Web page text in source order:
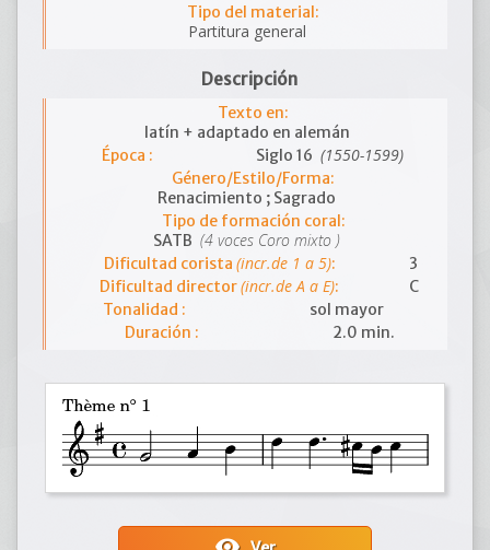
Tipo del material:
Partitura general
Descripción
Texto en:
latín + adaptado en alemán
Época :
Siglo 16 (1550-1599)
Género/Estilo/Forma:
Renacimiento ; Sagrado
Tipo de formación coral:
SATB (4 voces Coro mixto )
Dificultad corista (incr.de 1 a 5):
3
Dificultad director(incr.de A a E):
C
Tonalidad :
sol mayor
Duración :
2.0 min.